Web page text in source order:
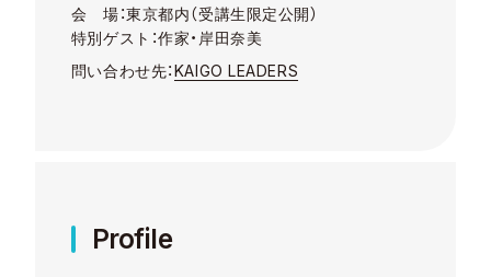
会 場：東京都内（受講生限定公開）
特別ゲスト：作家・岸田奈美
問い合わせ先：KAIGO LEADERS
Profile